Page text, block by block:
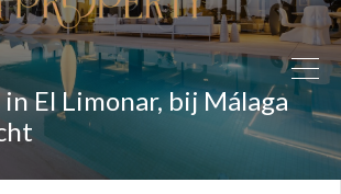
El Limonar, bij Málaga